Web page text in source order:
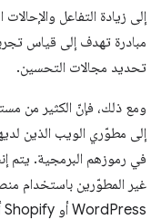
إلى زيادة التفاعل والإحالات
مبادرة تهدف إلى قياس
تحديد مجالات التحسين.
ومع ذلك، فإنّ الكثير من
إلى مطوّري الويب الذين
في رموزهم البرمجية. يتم
غير المطوّرين باستخدام